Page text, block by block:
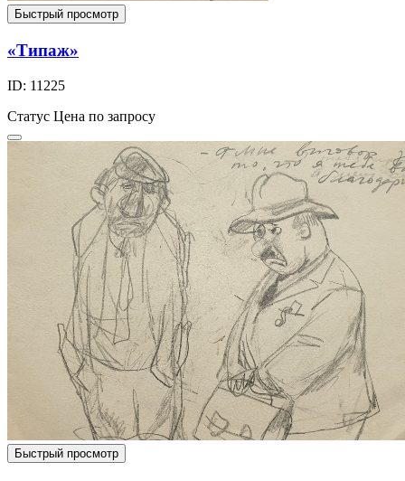
Быстрый просмотр
«Типаж»
ID: 11225
Статус Цена по запросу
Быстрый просмотр